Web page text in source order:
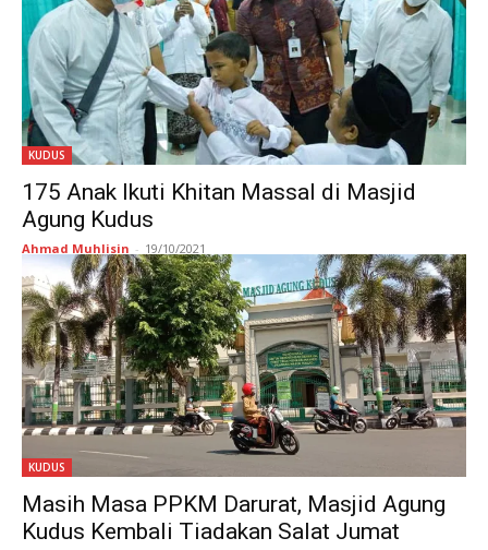
KUDUS
175 Anak Ikuti Khitan Massal di Masjid
Agung Kudus
Ahmad Muhlisin - 19/10/2021
KUDUS
Masih Masa PPKM Darurat, Masjid Agung
Kudus Kembali Tiadakan Salat Jumat